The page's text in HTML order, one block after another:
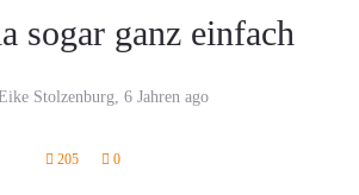
sogar ganz einfach
Stolzenburg, 6 Jahren ago
205 0